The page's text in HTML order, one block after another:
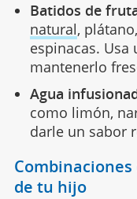
Batidos de
natural,
espinacas.
mantenerlo
Agua
como limón,
darle un sabor
de tu hijo